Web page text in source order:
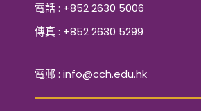
電話 : +852 2630 5006
傳真 : +852 2630 5299
電郵 : info@cch.edu.hk